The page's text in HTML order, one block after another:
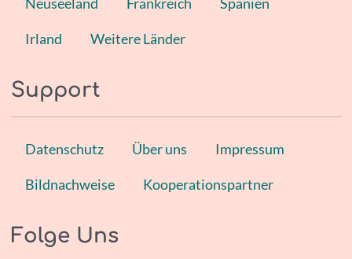
Irland Weitere Länder
Support
Datenschutz Über uns Impressum
Bildnachweise Kooperationspartner
Folge Uns